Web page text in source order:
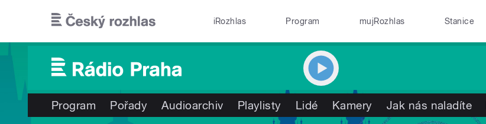
iRozhlas Program mujRozhlas Stanice
Program Pořady Audioarchiv Playlisty Lidé Kamery Jak nás naladíte